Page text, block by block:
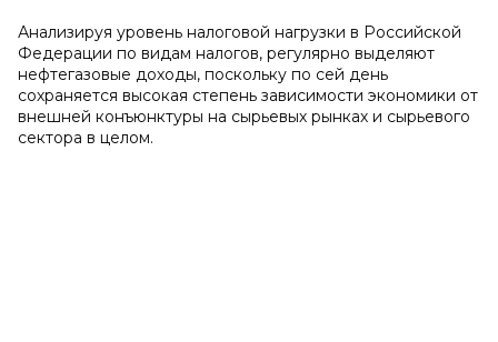
Анализируя уровень налоговой нагрузки в Российской
Федерации по видам налогов, регулярно выделяют
нефтегазовые доходы, поскольку по сей день
сохраняется высокая степень зависимости экономики от
внешней конъюнктуры на сырьевых рынках и сырьевого
сектора в целом.